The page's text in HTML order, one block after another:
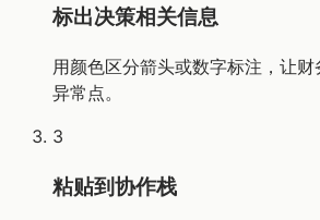
标出决策相关信息
用颜色区分箭头或数字标注，让
异常点。
3
粘贴到协作栈